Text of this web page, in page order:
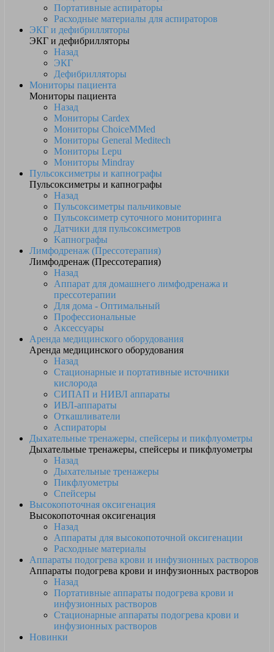
Портативные аспираторы
Расходные материалы для аспираторов
ЭКГ и дефибрилляторы
ЭКГ и дефибрилляторы
Назад
ЭКГ
Дефибрилляторы
Мониторы пациента
Мониторы пациента
Назад
Мониторы Cardex
Мониторы ChoiceMMed
Мониторы General Meditech
Мониторы Lepu
Мониторы Mindray
Пульсоксиметры и капнографы
Пульсоксиметры и капнографы
Назад
Пульсоксиметры пальчиковые
Пульсоксиметр суточного мониторинга
Датчики для пульсоксиметров
Kапнографы
Лимфодренаж (Прессотерапия)
Лимфодренаж (Прессотерапия)
Назад
Аппарат для домашнего лимфодренажа и
прессотерапии
Для дома - Оптимальный
Профессиональные
Аксессуары
Аренда медицинского оборудования
Аренда медицинского оборудования
Назад
Стационарные и портативные источники
кислорода
СИПАП и НИВЛ аппараты
ИВЛ-аппараты
Откашливатели
Аспираторы
Дыхательные тренажеры, спейсеры и пикфлуометры
Дыхательные тренажеры, спейсеры и пикфлуометры
Назад
Дыхательные тренажеры
Пикфлуометры
Спейсеры
Высокопоточная оксигенация
Высокопоточная оксигенация
Назад
Аппараты для высокопоточной оксигенации
Расходные материалы
Аппараты подогрева крови и инфузионных растворов
Аппараты подогрева крови и инфузионных растворов
Назад
Портативные аппараты подогрева крови и
инфузионных растворов
Стационарные аппараты подогрева крови и
инфузионных растворов
Новинки